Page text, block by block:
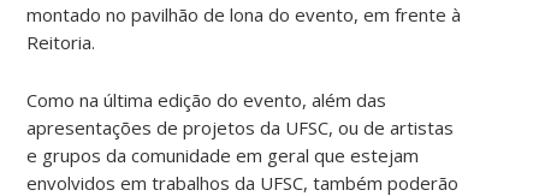
montado no pavilhão de lona do evento, em frente à
Reitoria.
Como na última edição do evento, além das
apresentações de projetos da UFSC, ou de artistas
e grupos da comunidade em geral que estejam
envolvidos em trabalhos da UFSC, também poderão